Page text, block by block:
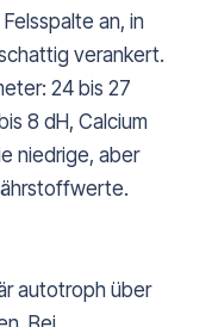
an, in
verankert.
24 bis 27
8 dH, Calcium
niedrige, aber
autotroph über